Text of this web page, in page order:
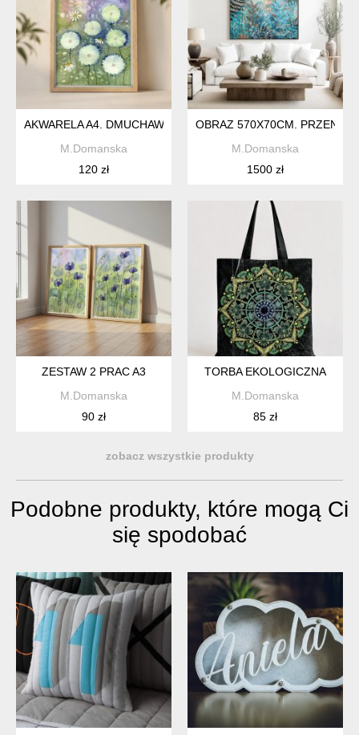
AKWARELA A4. DMUCHAWCE
M.Domanska
120 zł
OBRAZ 570X70CM.
M.Domanska
1500 zł
ZESTAW 2 PRAC A3
M.Domanska
90 zł
TORBA EKOLOGICZNA
M.Domanska
85 zł
zobacz wszystkie produkty
Podobne produkty, które mogą Ci
się spodobać